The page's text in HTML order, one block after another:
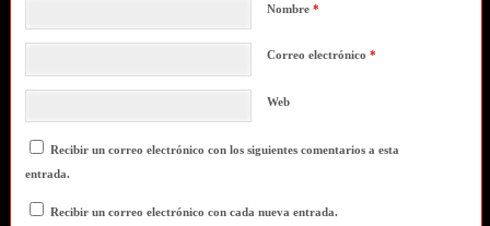
Nombre *
Correo electrónico *
Web
Recibir un correo electrónico con los siguientes comentarios a esta
entrada.
Recibir un correo electrónico con cada nueva entrada.